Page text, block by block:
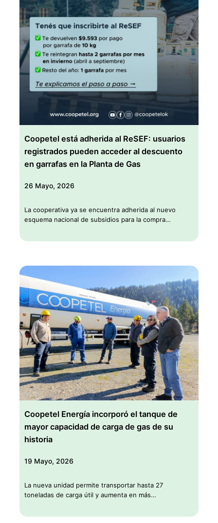
Coopetel está adherida al ReSEF: usuarios
registrados pueden acceder al descuento
en garrafas en la Planta de Gas
26 Mayo, 2026
La cooperativa ya se encuentra adherida al nuevo
esquema nacional de subsidios para la compra…
Coopetel Energía incorporó el tanque de
mayor capacidad de carga de gas de su
historia
19 Mayo, 2026
La nueva unidad permite transportar hasta 27
toneladas de carga útil y aumenta en más…